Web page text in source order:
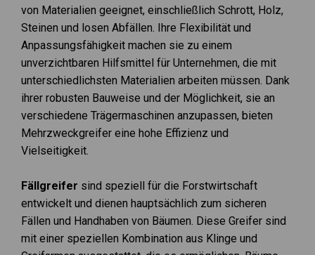
von Materialien geeignet, einschließlich Schrott, Holz,
Steinen und losen Abfällen. Ihre Flexibilität und
Anpassungsfähigkeit machen sie zu einem
unverzichtbaren Hilfsmittel für Unternehmen, die mit
unterschiedlichsten Materialien arbeiten müssen. Dank
ihrer robusten Bauweise und der Möglichkeit, sie an
verschiedene Trägermaschinen anzupassen, bieten
Mehrzweckgreifer eine hohe Effizienz und
Vielseitigkeit.
Fällgreifer sind speziell für die Forstwirtschaft
entwickelt und dienen hauptsächlich zum sicheren
Fällen und Handhaben von Bäumen. Diese Greifer sind
mit einer speziellen Kombination aus Klinge und